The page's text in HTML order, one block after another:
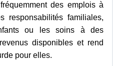
des emplois à
responsabilités familiales,
ou les soins à des
disponibles et rend
pour elles.